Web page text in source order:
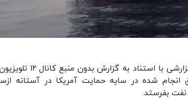
روزنامه صهیونیستی
شده در سایه حمایت آمریکا در آستانه
نفت بفرستد.